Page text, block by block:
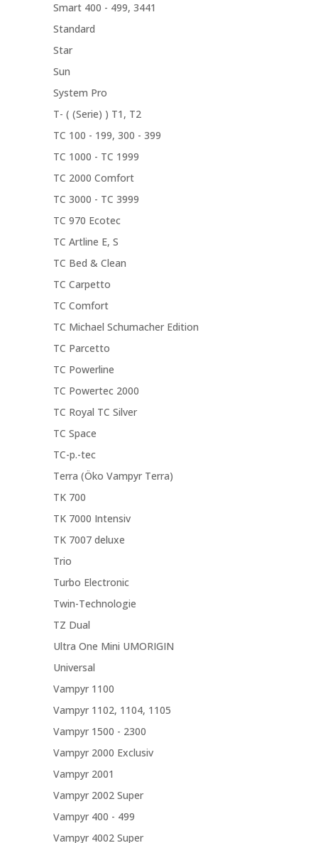
Smart 400 - 499, 3441
Standard
Star
Sun
System Pro
T- ( (Serie) ) T1, T2
TC 100 - 199, 300 - 399
TC 1000 - TC 1999
TC 2000 Comfort
TC 3000 - TC 3999
TC 970 Ecotec
TC Artline E, S
TC Bed & Clean
TC Carpetto
TC Comfort
TC Michael Schumacher Edition
TC Parcetto
TC Powerline
TC Powertec 2000
TC Royal TC Silver
TC Space
TC-p.-tec
Terra (Öko Vampyr Terra)
TK 700
TK 7000 Intensiv
TK 7007 deluxe
Trio
Turbo Electronic
Twin-Technologie
TZ Dual
Ultra One Mini UMORIGIN
Universal
Vampyr 1100
Vampyr 1102, 1104, 1105
Vampyr 1500 - 2300
Vampyr 2000 Exclusiv
Vampyr 2001
Vampyr 2002 Super
Vampyr 400 - 499
Vampyr 4002 Super